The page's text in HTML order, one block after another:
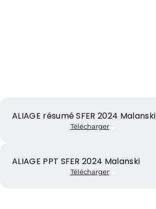
ALIAGE résumé SFER 2024 Malanski
Télécharger
ALIAGE PPT SFER 2024 Malanski
Télécharger